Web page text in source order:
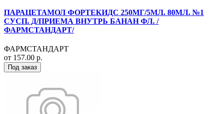
ПАРАЦЕТАМОЛ ФОРТЕКИДС 250МГ/5МЛ. 80МЛ. №1
СУСП. Д/ПРИЕМА ВНУТРЬ БАНАН ФЛ. /
ФАРМСТАНДАРТ/
ФАРМСТАНДАРТ
от 157.00 р.
Под заказ